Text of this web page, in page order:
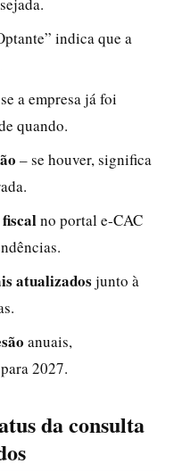
indica que a
a empresa já foi
quando.
– se houver, significa
no portal e-CAC
atualizados junto à
anuais,
2027.
da consulta